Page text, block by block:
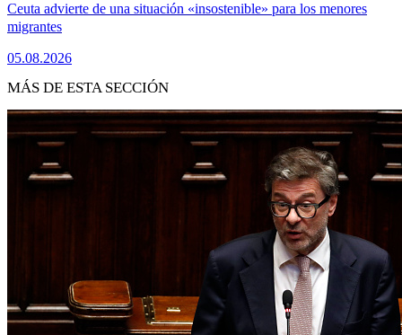
Ceuta advierte de una situación «insostenible» para los menores
migrantes
05.08.2026
MÁS DE ESTA SECCIÓN